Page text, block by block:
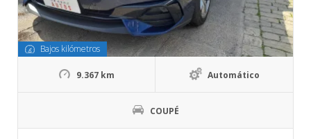
Bajos kilómetros
9.367 km Automático
COUPÉ